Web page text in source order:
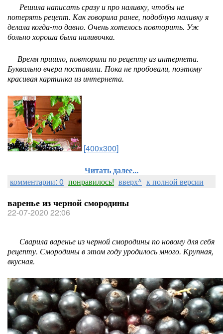
Решила написать сразу и про наливку, чтобы не
потерять рецепт. Как говорила ранее, подобную наливку я
делала когда-то давно. Очень хотелось повторить. Уж
больно хороша была наливочка.
Время пришло, повторили по рецепту из интернета.
Буквально вчера поставили. Пока не пробовали, поэтому
красивая картинка из интернета.
[400x300]
Читать далее...
комментарии: 0 понравилось! вверх^ к полной версии
варенье из черной смородины
22-07-2020 22:06
Сварила варенье из черной смородины по новому для себя
рецепту. Смородины в этом году уродилось много. Крупная,
вкусная.